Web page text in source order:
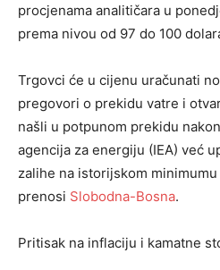
procjenama analitičara u
prema nivou od 97 do 100
Trgovci će u cijenu uračunati
pregovori o prekidu vatre i
našli u potpunom prekidu
agencija za energiju (IEA) već
zalihe na istorijskom
prenosi Slobodna-Bosna.
Pritisak na inflaciju i kamatne